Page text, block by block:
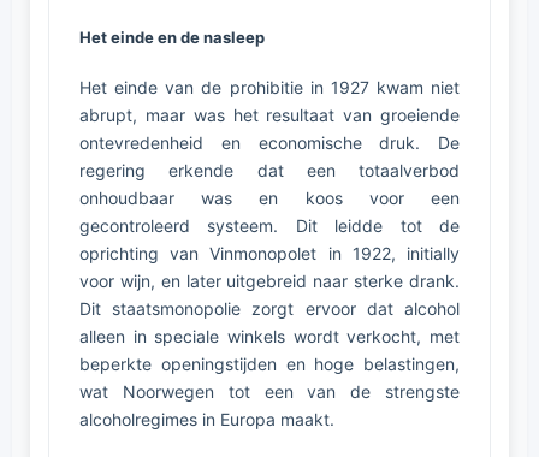
Het einde en de nasleep
Het einde van de prohibitie in 1927 kwam niet
abrupt, maar was het resultaat van groeiende
ontevredenheid en economische druk. De
regering erkende dat een totaalverbod
onhoudbaar was en koos voor een
gecontroleerd systeem. Dit leidde tot de
oprichting van Vinmonopolet in 1922, initially
voor wijn, en later uitgebreid naar sterke drank.
Dit staatsmonopolie zorgt ervoor dat alcohol
alleen in speciale winkels wordt verkocht, met
beperkte openingstijden en hoge belastingen,
wat Noorwegen tot een van de strengste
alcoholregimes in Europa maakt.